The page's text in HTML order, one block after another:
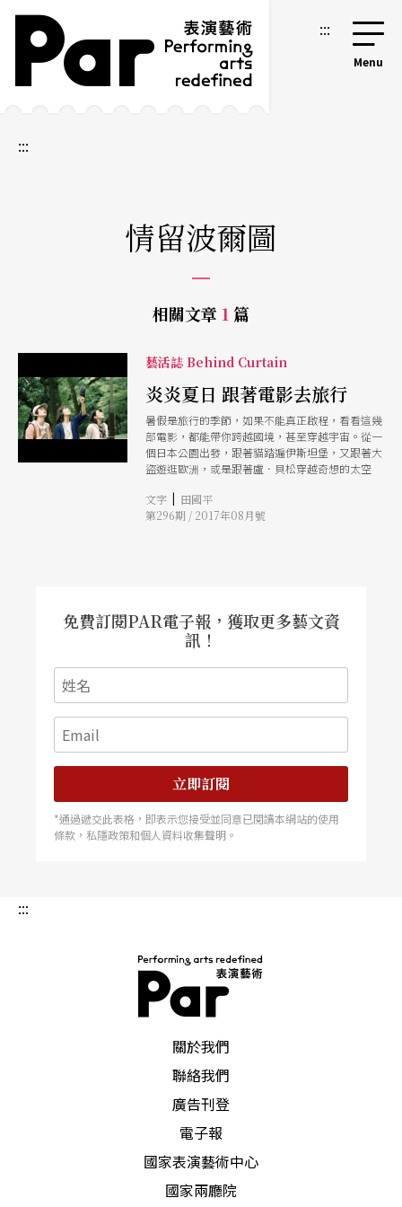
跳到主要內容區塊
網站導覽 :::
:::
情留波爾圖
相關文章 1 篇
藝活誌 Behind Curtain
炎炎夏日 跟著電影去旅行
暑假是旅行的季節，如果不能真正啟程，看看這幾
部電影，都能帶你跨越國境，甚至穿越宇宙。從一
個日本公園出發，跟著貓踏遍伊斯坦堡，又跟著大
盜遊逛歐洲，或是跟著盧．貝松穿越奇想的太空
文字 | 田國平
第296期 / 2017年08月號
免費訂閱PAR電子報，獲取更多藝文資
訊！
立即訂閱
*通過遞交此表格，即表示您接受並同意已閱讀本網站的使用
條款，私隱政策和個人資料收集聲明。
:::
關於我們
聯絡我們
廣告刊登
電子報
國家表演藝術中心
國家兩廳院